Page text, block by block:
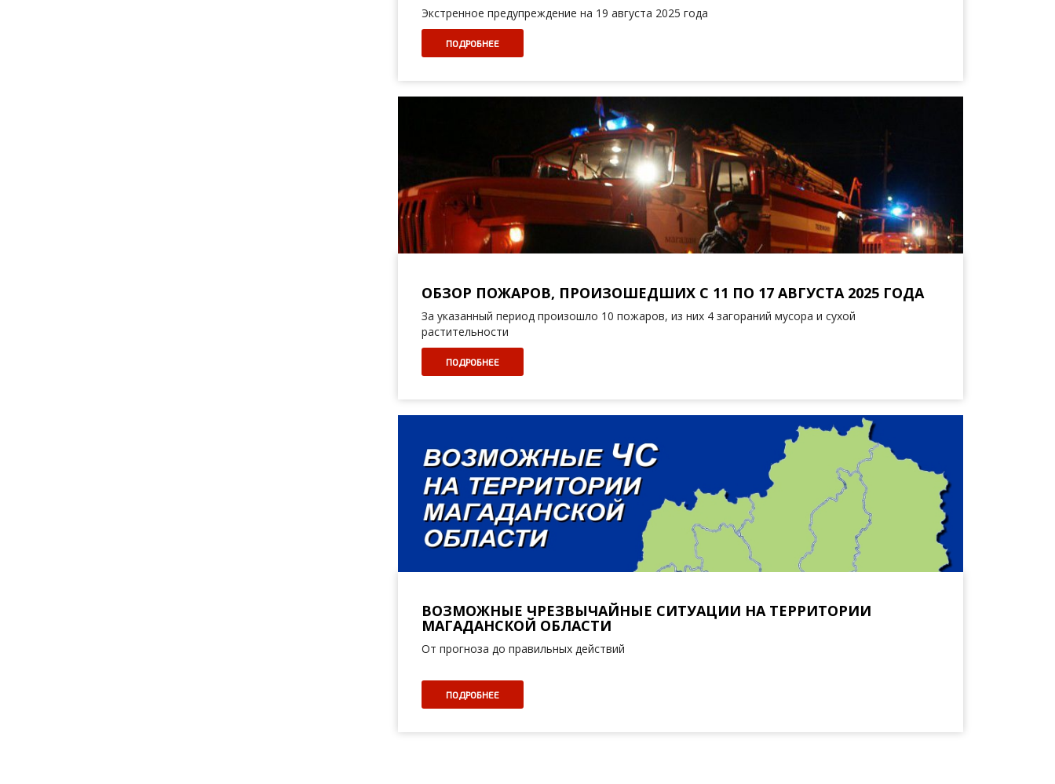
Экстренное предупреждение на 19 августа 2025 года
ПОДРОБНЕЕ
ОБЗОР ПОЖАРОВ, ПРОИЗОШЕДШИХ С 11 ПО 17 АВГУСТА 2025 ГОДА
За указанный период произошло 10 пожаров, из них 4 загораний мусора и сухой
растительности
ПОДРОБНЕЕ
ВОЗМОЖНЫЕ ЧРЕЗВЫЧАЙНЫЕ СИТУАЦИИ НА ТЕРРИТОРИИ
МАГАДАНСКОЙ ОБЛАСТИ
От прогноза до правильных действий
ПОДРОБНЕЕ